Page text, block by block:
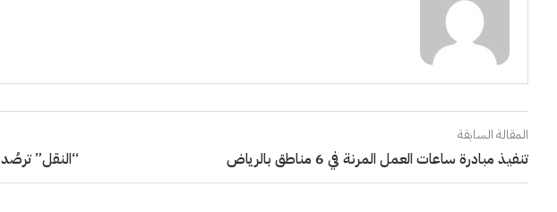
المقالة السابقة
تنفيذ مبادرة ساعات العمل المرنة في 6 مناطق بالرياض “النقل” ترصُد 90 ألف مخالفة وتحجز 1250 مركبة خلال الحج